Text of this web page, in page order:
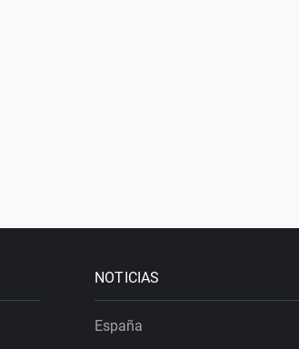
NOTICIAS
España